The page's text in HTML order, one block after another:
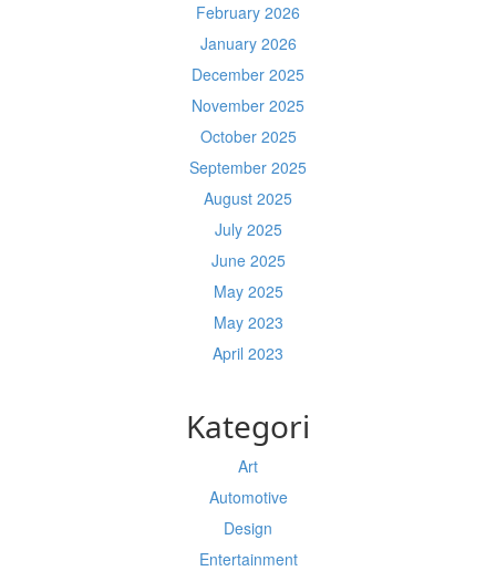
February 2026
January 2026
December 2025
November 2025
October 2025
September 2025
August 2025
July 2025
June 2025
May 2025
May 2023
April 2023
Kategori
Art
Automotive
Design
Entertainment